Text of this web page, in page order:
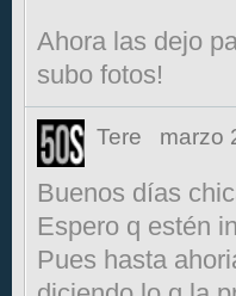
Ahora las dejo
subo fotos!
Tere marzo
Buenos días
Espero q estén
Pues hasta